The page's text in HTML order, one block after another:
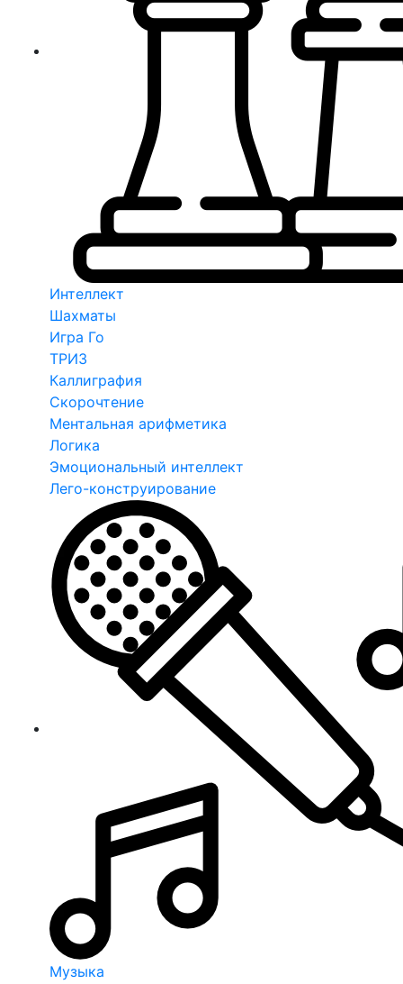
Интеллект
Шахматы
Игра Го
ТРИЗ
Каллиграфия
Скорочтение
Ментальная арифметика
Логика
Эмоциональный интеллект
Лего-конструирование
Музыка